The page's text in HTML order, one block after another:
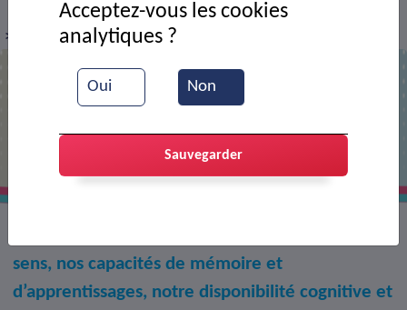
> SPORT ET CULTURE > Associations culture-loisirs
> Neuro-IntégratIon
sens, nos capacités de mémoire et
d’apprentissages, notre disponibilité cognitive et
Oui Non
Acceptez-vous les cookies
analytiques ?
Sauvegarder